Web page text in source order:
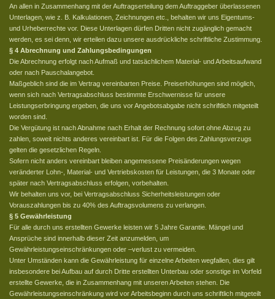
An allen in Zusammenhang mit der Auftragserteilung dem Auftraggeber überlassenen
Unterlagen, wie z. B. Kalkulationen, Zeichnungen etc., behalten wir uns Eigentums-
und Urheberrechte vor. Diese Unterlagen dürfen Dritten nicht zugänglich gemacht
werden, es sei denn, wir erteilen dazu unsere ausdrückliche schriftliche Zustimmung.
§ 4 Abrechnung und Zahlungsbedingungen
Die Abrechnung erfolgt nach Aufmaß und tatsächlichem Material- und Arbeitsaufwand
oder nach Pauschalangebot.
Maßgeblich sind die im Vertrag vereinbarten Preise. Preiserhöhungen sind möglich,
wenn sich nach Vertragsabschluss bestimmte Erschwernisse für unsere
Leistungserbringung ergeben, die uns vor Angebotsabgabe nicht schriftlich mitgeteilt
worden sind.
Die Vergütung ist nach Abnahme nach Erhalt der Rechnung sofort ohne Abzug zu
zahlen, soweit nichts anderes vereinbart ist. Für die Folgen des Zahlungsverzugs
gelten die gesetzlichen Regeln.
Sofern nicht anders vereinbart bleiben angemessene Preisänderungen wegen
veränderter Lohn-, Material- und Vertriebskosten für Leistungen, die 3 Monate oder
später nach Vertragsabschluss erfolgen, vorbehalten.
Wir behalten uns vor, bei Vertragsabschluss Sicherheitsleistungen oder
Vorauszahlungen bis zu 40% des Auftragsvolumens zu verlangen.
§ 5 Gewährleistung
Für alle durch uns erstellten Gewerke leisten wir 5 Jahre Garantie. Mängel und
Ansprüche sind innerhalb dieser Zeit anzumelden, um
Gewährleistungseinschränkungen oder –verlust zu vermeiden.
Unter Umständen kann die Gewährleistung für einzelne Arbeiten wegfallen, dies gilt
insbesondere bei Aufbau auf durch Dritte erstellten Unterbau oder sonstige im Vorfeld
erstellte Gewerke, die in Zusammenhang mit unseren Arbeiten stehen. Die
Gewährleistungseinschränkung wird vor Arbeitsbeginn durch uns schriftlich mitgeteilt